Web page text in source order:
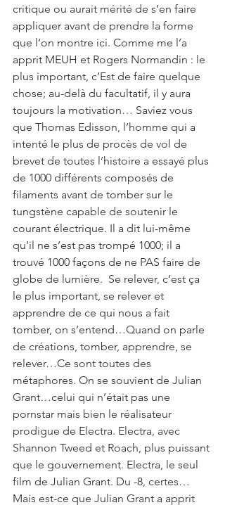
critique ou aurait mérité de s’en faire
appliquer avant de prendre la forme
que l’on montre ici. Comme me l’a
apprit MEUH et Rogers Normandin : le
plus important, c’Est de faire quelque
chose; au-delà du facultatif, il y aura
toujours la motivation… Saviez vous
que Thomas Edisson, l’homme qui a
intenté le plus de procès de vol de
brevet de toutes l’histoire a essayé plus
de 1000 différents composés de
filaments avant de tomber sur le
tungstène capable de soutenir le
courant électrique. Il a dit lui-même
qu’il ne s’est pas trompé 1000; il a
trouvé 1000 façons de ne PAS faire de
globe de lumière.  Se relever, c’est ça
le plus important, se relever et
apprendre de ce qui nous a fait
tomber, on s’entend…Quand on parle
de créations, tomber, apprendre, se
relever…Ce sont toutes des
métaphores. On se souvient de Julian
Grant…celui qui n’était pas une
pornstar mais bien le réalisateur
prodigue de Electra. Electra, avec
Shannon Tweed et Roach, plus puissant
que le gouvernement. Electra, le seul
film de Julian Grant. Du -8, certes…
Mais est-ce que Julian Grant a apprit